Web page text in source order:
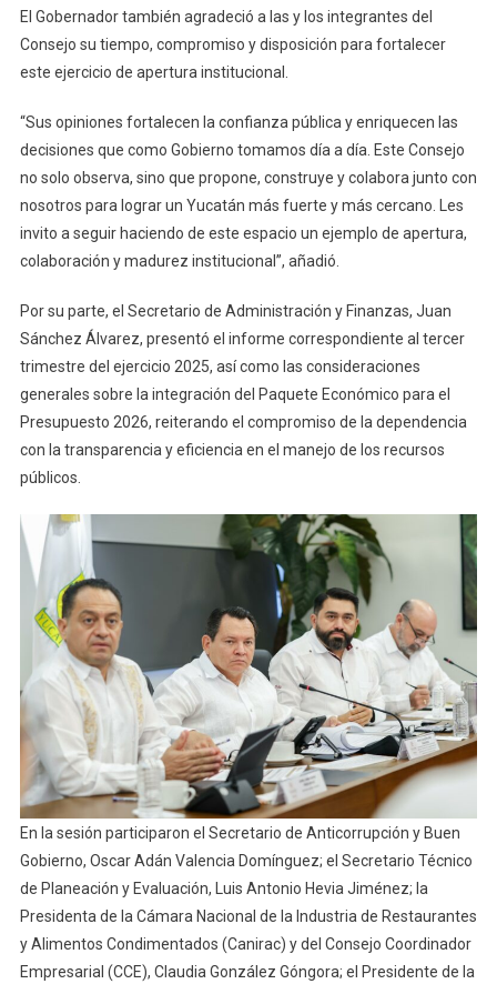
El Gobernador también agradeció a las y los integrantes del
Consejo su tiempo, compromiso y disposición para fortalecer
este ejercicio de apertura institucional.
“Sus opiniones fortalecen la confianza pública y enriquecen las
decisiones que como Gobierno tomamos día a día. Este Consejo
no solo observa, sino que propone, construye y colabora junto con
nosotros para lograr un Yucatán más fuerte y más cercano. Les
invito a seguir haciendo de este espacio un ejemplo de apertura,
colaboración y madurez institucional”, añadió.
Por su parte, el Secretario de Administración y Finanzas, Juan
Sánchez Álvarez, presentó el informe correspondiente al tercer
trimestre del ejercicio 2025, así como las consideraciones
generales sobre la integración del Paquete Económico para el
Presupuesto 2026, reiterando el compromiso de la dependencia
con la transparencia y eficiencia en el manejo de los recursos
públicos.
En la sesión participaron el Secretario de Anticorrupción y Buen
Gobierno, Oscar Adán Valencia Domínguez; el Secretario Técnico
de Planeación y Evaluación, Luis Antonio Hevia Jiménez; la
Presidenta de la Cámara Nacional de la Industria de Restaurantes
y Alimentos Condimentados (Canirac) y del Consejo Coordinador
Empresarial (CCE), Claudia González Góngora; el Presidente de la